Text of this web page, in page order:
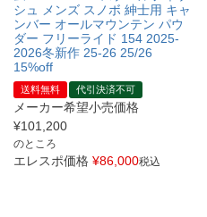
シュ メンズ スノボ 紳士用 キャ
ンバー オールマウンテン パウ
ダー フリーライド 154 2025-
2026冬新作 25-26 25/26
15%off
送料無料 代引決済不可
メーカー希望小売価格
¥101,200
のところ
エレスポ価格 ¥86,000税込